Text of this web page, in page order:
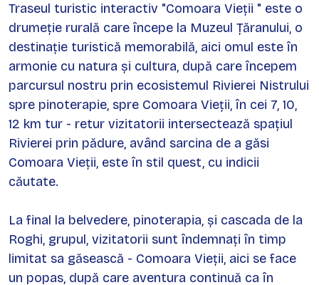
Traseul turistic interactiv "Comoara Vieții " este o
drumeție rurală care începe la Muzeul Țăranului, o
destinație turistică memorabilă, aici omul este în
armonie cu natura și cultura, după care începem
parcursul nostru prin ecosistemul Rivierei Nistrului
spre pinoterapie, spre Comoara Vieții, în cei 7, 10,
12 km tur - retur vizitatorii intersectează spațiul
Rivierei prin pădure, având sarcina de a găsi
Comoara Vieții, este în stil quest, cu indicii
căutate.
La final la belvedere, pinoterapia, și cascada de la
Roghi, grupul, vizitatorii sunt îndemnați în timp
limitat sa găsească - Comoara Vieții, aici se face
un popas, după care aventura continuă ca în